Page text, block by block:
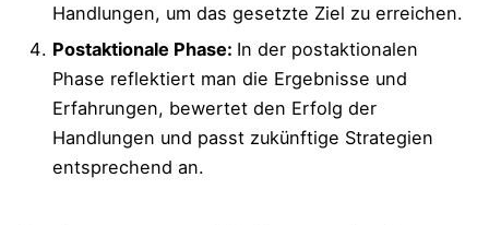
Umfrage zur Rubikon-Methode
Video zur "Rubikon-Methode"
Video: Motivation und Volition - Das
Rubikonmodell der Handlungsphasen
Handlungen, um das gesetzte Ziel zu erreichen.
Postaktionale Phase: In der postaktionalen
Phase reflektiert man die Ergebnisse und
Erfahrungen, bewertet den Erfolg der
Handlungen und passt zukünftige Strategien
entsprechend an.